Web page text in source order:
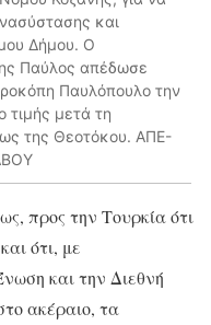
και
Δήμου. Ο
Παύλος απέδωσε
Παυλόπουλο την
τιμής μετά τη
της Θεοτόκου. ΑΠΕ-
προς την Τουρκία ότι
ότι, με
και την Διεθνή
ακέραιο, τα